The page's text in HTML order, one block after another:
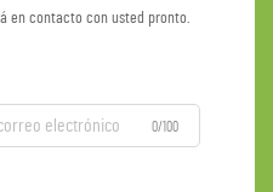
en contacto con usted pronto.
0/100